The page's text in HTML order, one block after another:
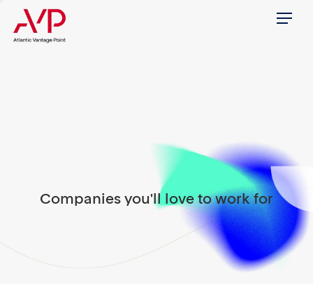
Menu
Companies you'll love to work for